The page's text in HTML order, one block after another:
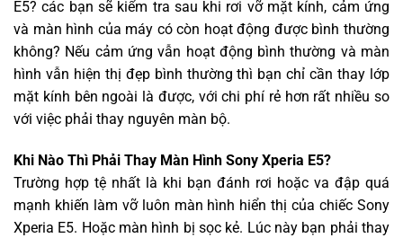
E5? các bạn sẽ kiểm tra sau khi rơi vỡ mặt kính, cảm ứng
và màn hình của máy có còn hoạt động được bình thường
không? Nếu cảm ứng vẫn hoạt động bình thường và màn
hình vẫn hiện thị đẹp bình thường thì bạn chỉ cần thay lớp
mặt kính bên ngoài là được, với chi phí rẻ hơn rất nhiều so
với việc phải thay nguyên màn bộ.
Khi Nào Thì Phải Thay Màn Hình Sony Xperia E5?
Trường hợp tệ nhất là khi bạn đánh rơi hoặc va đập quá
mạnh khiến làm vỡ luôn màn hình hiển thị của chiếc Sony
Xperia E5. Hoặc màn hình bị sọc kẻ. Lúc này bạn phải thay